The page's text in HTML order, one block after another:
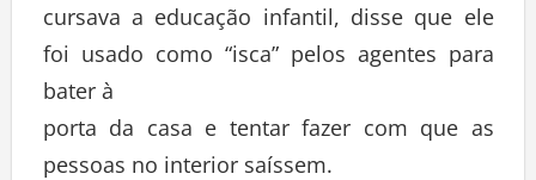
cursava a educação infantil, disse que ele
foi usado como “isca” pelos agentes para
bater à
porta da casa e tentar fazer com que as
pessoas no interior saíssem.